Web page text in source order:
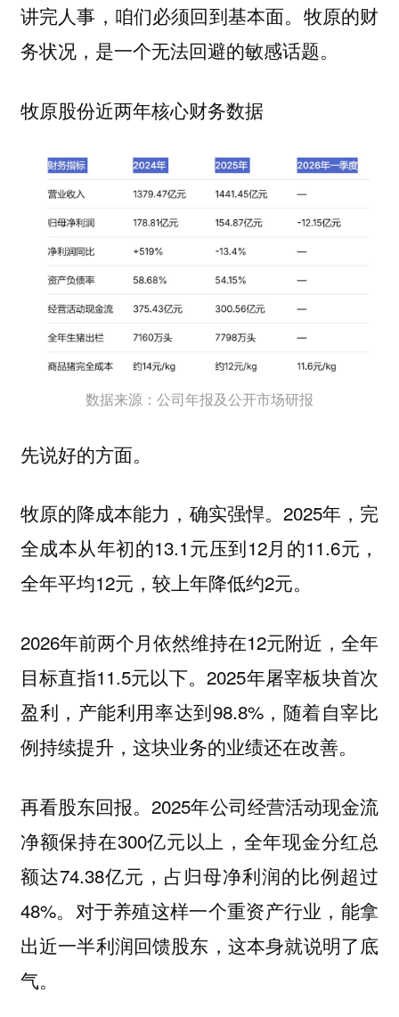
讲完人事，咱们必须回到基本面。牧原的财
务状况，是一个无法回避的敏感话题。
牧原股份近两年核心财务数据
数据来源：公司年报及公开市场研报
先说好的方面。
牧原的降成本能力，确实强悍。2025年，完
全成本从年初的13.1元压到12月的11.6元，
全年平均12元，较上年降低约2元。
2026年前两个月依然维持在12元附近，全年
目标直指11.5元以下。2025年屠宰板块首次
盈利，产能利用率达到98.8%，随着自宰比
例持续提升，这块业务的业绩还在改善。
再看股东回报。2025年公司经营活动现金流
净额保持在300亿元以上，全年现金分红总
额达74.38亿元，占归母净利润的比例超过
48%。对于养殖这样一个重资产行业，能拿
出近一半利润回馈股东，这本身就说明了底
气。